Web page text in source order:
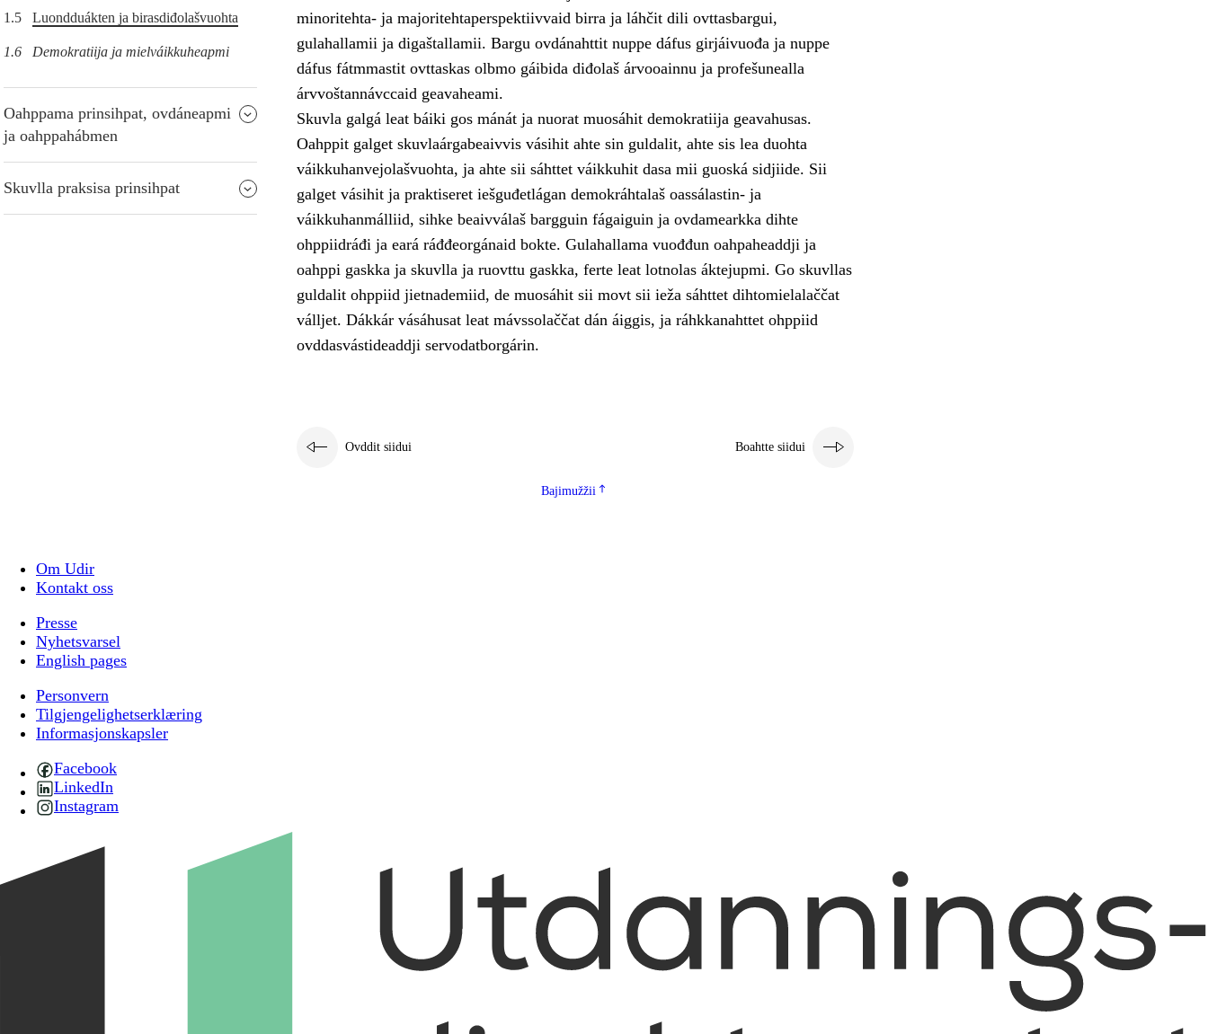
1.5 Luondduákten ja birasdiđolašvuohta
1.6 Demokratiija ja mielváikkuheapmi
Oahppama prinsihpat, ovdáneapmi
ja oahppahábmen
Skuvlla praksisa prinsihpat
minoritehta- ja majoritehtaperspektiivvaid birra ja láhčit dili ovttasbargui,
gulahallamii ja digaštallamii. Bargu ovdánahttit nuppe dáfus girjáivuođa ja nuppe
dáfus fátmmastit ovttaskas olbmo gáibida diđolaš árvooainnu ja profešunealla
árvvoštannávccaid geavaheami.
Skuvla galgá leat báiki gos mánát ja nuorat muosáhit demokratiija geavahusas.
Oahppit galget skuvlaárgabeaivvis vásihit ahte sin guldalit, ahte sis lea duohta
váikkuhanvejolašvuohta, ja ahte sii sáhttet váikkuhit dasa mii guoská sidjiide. Sii
galget vásihit ja praktiseret iešguđetlágan demokráhtalaš oassálastin- ja
váikkuhanmálliid, sihke beaivválaš bargguin fágaiguin ja ovdamearkka dihte
ohppiidráđi ja eará ráđđeorgánaid bokte. Gulahallama vuođđun oahpaheaddji ja
oahppi gaskka ja skuvlla ja ruovttu gaskka, ferte leat lotnolas áktejupmi. Go skuvllas
guldalit ohppiid jietnademiid, de muosáhit sii movt sii ieža sáhttet dihtomielalaččat
válljet. Dákkár vásáhusat leat mávssolaččat dán áiggis, ja ráhkkanahttet ohppiid
ovddasvástideaddji servodatborgárin.
Ovddit siidui Boahtte siidui
Bajimužžii
Om Udir
Kontakt oss
Presse
Nyhetsvarsel
English pages
Personvern
Tilgjengelighetserklæring
Informasjonskapsler
Facebook
LinkedIn
Instagram